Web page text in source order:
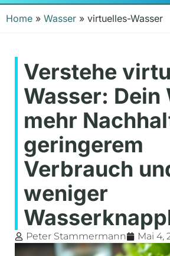
Home » Wasser » virtuelles-Wasser
Verstehe
Wasser: Dein
mehr
geringerem
Verbrauch
weniger
Peter Stammermann Mai 4,